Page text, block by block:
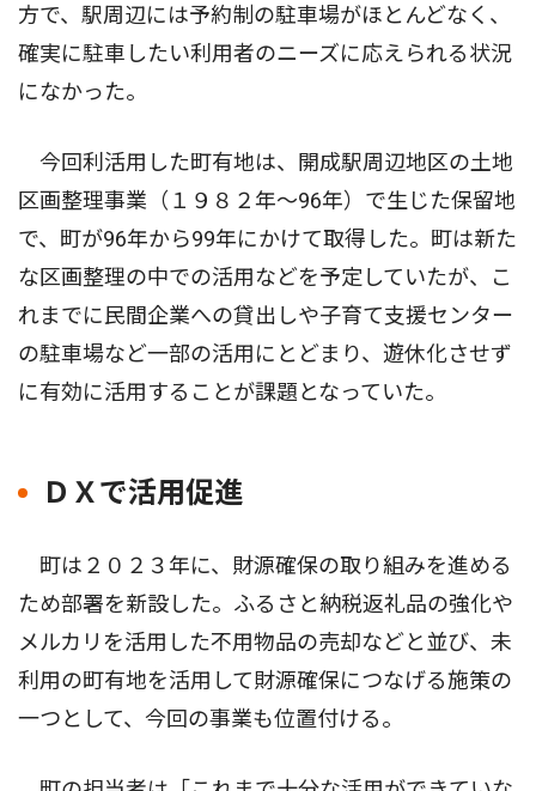
方で、駅周辺には予約制の駐車場がほとんどなく、
確実に駐車したい利用者のニーズに応えられる状況
になかった。
今回利活用した町有地は、開成駅周辺地区の土地
区画整理事業（１９８２年〜96年）で生じた保留地
で、町が96年から99年にかけて取得した。町は新た
な区画整理の中での活用などを予定していたが、こ
れまでに民間企業への貸出しや子育て支援センター
の駐車場など一部の活用にとどまり、遊休化させず
に有効に活用することが課題となっていた。
ＤＸで活用促進
町は２０２３年に、財源確保の取り組みを進める
ため部署を新設した。ふるさと納税返礼品の強化や
メルカリを活用した不用物品の売却などと並び、未
利用の町有地を活用して財源確保につなげる施策の
一つとして、今回の事業も位置付ける。